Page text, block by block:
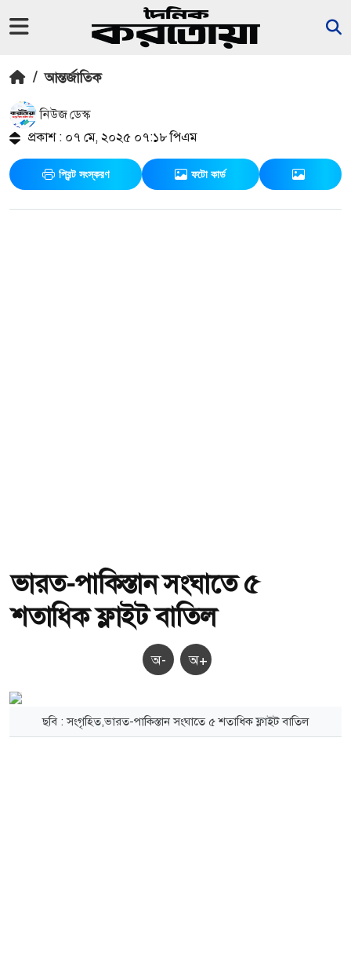
/ আন্তর্জাতিক
নিউজ ডেস্ক
প্রকাশ : ০৭ মে, ২০২৫ ০৭:১৮ পিএম
প্রিন্ট সংস্করণ ফটো কার্ড
ভারত-পাকিস্তান সংঘাতে ৫
শতাধিক ফ্লাইট বাতিল
অ- অ+
ছবি : সংগৃহিত,ভারত-পাকিস্তান সংঘাতে ৫ শতাধিক ফ্লাইট বাতিল